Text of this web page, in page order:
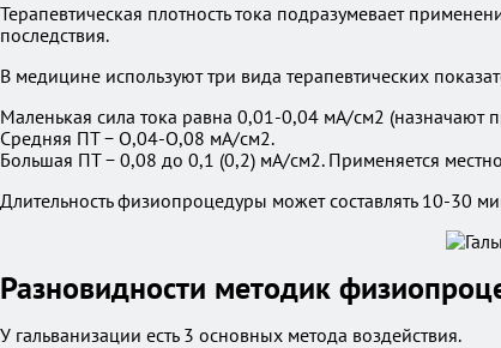
Терапевтическая плотность тока подразумевает
последствия.
В медицине используют три вида терапевтических
Маленькая сила тока равна 0,01-0,04 мА/см2 (назначают
Средняя ПТ − О,04-О,08 мА/см2.
Большая ПТ − 0,08 до 0,1 (0,2) мА/см2. Применяется
Длительность физиопроцедуры может составлять 10-30
Разновидности методик
У гальванизации есть 3 основных метода воздействия.